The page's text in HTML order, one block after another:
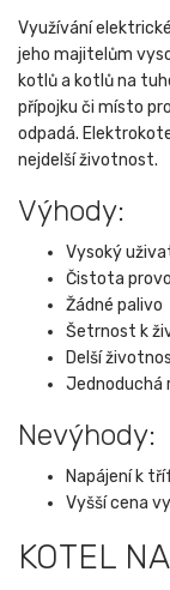
Využívání
jeho majitelům
kotlů a kotlů na
přípojku či místo
odpadá.
nejdelší životnost.
Výhody:
Vysoký
Čistota
Žádné palivo
Šetrnost k
Delší
Jednoduchá
Nevýhody:
Napájení k
Vyšší cena
KOTEL